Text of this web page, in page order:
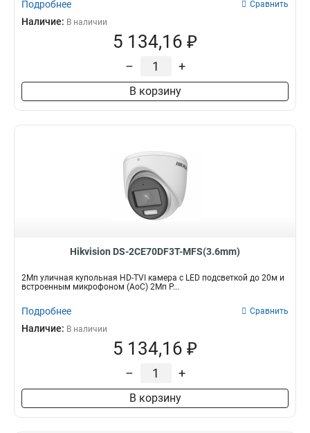
Подробнее Сравнить
Наличие: В наличии
5 134,16 ₽
– +
В корзину
Hikvision DS-2CE70DF3T-MFS(3.6mm)
2Мп уличная купольная HD-TVI камера с LED подсветкой до 20м и
встроенным микрофоном (AoC) 2Мп P...
Подробнее Сравнить
Наличие: В наличии
5 134,16 ₽
– +
В корзину